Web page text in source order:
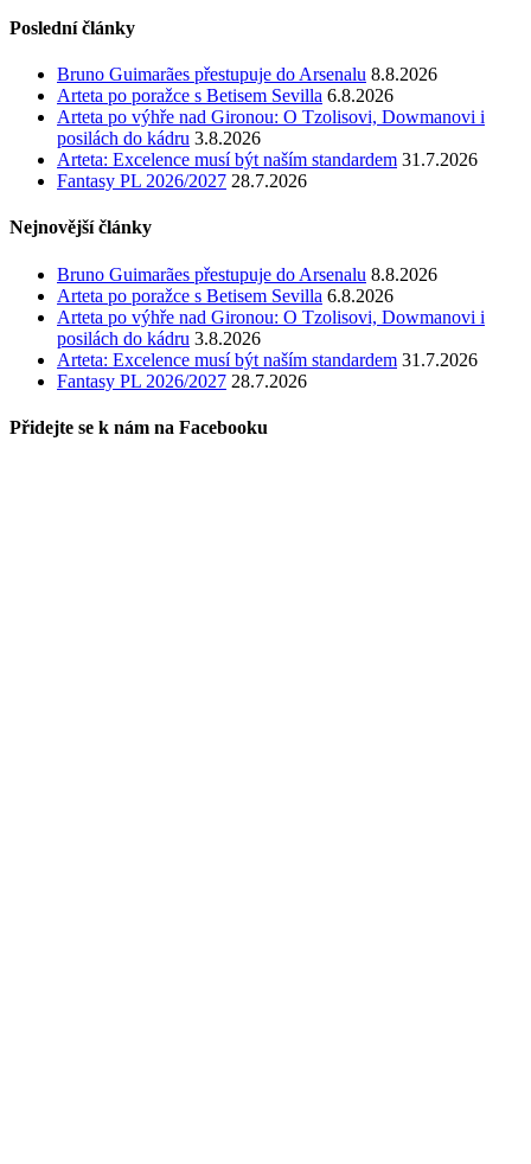
Poslední články
Bruno Guimarães přestupuje do Arsenalu 8.8.2026
Arteta po poražce s Betisem Sevilla 6.8.2026
Arteta po výhře nad Gironou: O Tzolisovi, Dowmanovi i
posilách do kádru 3.8.2026
Arteta: Excelence musí být naším standardem 31.7.2026
Fantasy PL 2026/2027 28.7.2026
Nejnovější články
Bruno Guimarães přestupuje do Arsenalu 8.8.2026
Arteta po poražce s Betisem Sevilla 6.8.2026
Arteta po výhře nad Gironou: O Tzolisovi, Dowmanovi i
posilách do kádru 3.8.2026
Arteta: Excelence musí být naším standardem 31.7.2026
Fantasy PL 2026/2027 28.7.2026
Přidejte se k nám na Facebooku